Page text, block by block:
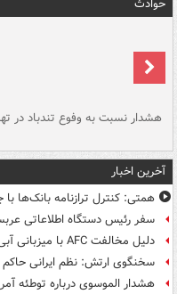
حوادث
هشدار نسبت به وفوع تندباد در
آخرین اخبار
همتی: کنترل ترازنامه بانک‌ها
سفر رئیس دستگاه اطلاعاتی
دلیل مخالفت AFC با میزبانی آبی‌ها در عراق
سخنگوی ارتش: نظم ایرانی
هشدار الموسوی درباره توطئه